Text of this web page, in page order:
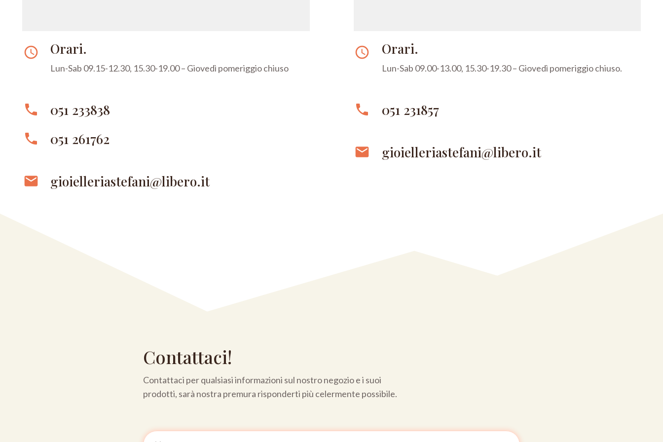
access_time Orari.
Lun-Sab 09.15-12.30, 15.30-19.00 – Giovedì pomeriggio chiuso
phone 051 233838
phone 051 261762
email gioielleriastefani@libero.it
access_time Orari.
Lun-Sab 09.00-13.00, 15.30-19.30 – Giovedì pomeriggio chiuso.
phone 051 231857
email gioielleriastefani@libero.it
Contattaci!
Contattaci per qualsiasi informazioni sul nostro negozio e i suoi
prodotti, sarà nostra premura risponderti più celermente possibile.